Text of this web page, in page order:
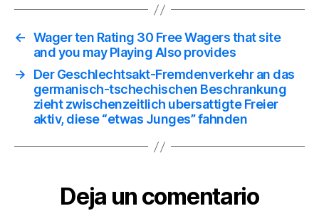
← Wager ten Rating 30 Free Wagers that site
and you may Playing Also provides
→
Der Geschlechtsakt-Fremdenverkehr an das
germanisch-tschechischen Beschrankung
zieht zwischenzeitlich ubersattigte Freier
aktiv, diese “etwas Junges” fahnden
Deja un comentario